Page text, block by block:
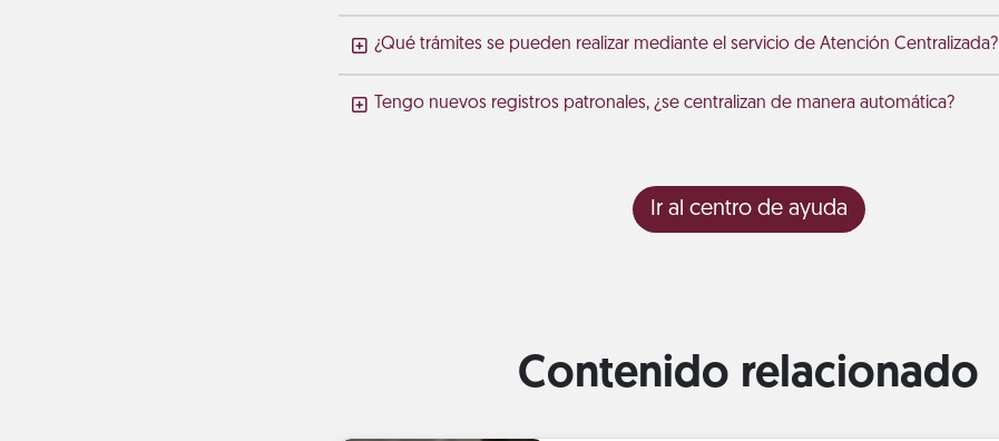
¿Qué trámites se pueden realizar mediante el servicio de Atención Centralizada?
Tengo nuevos registros patronales, ¿se centralizan de manera automática?
Ir al centro de ayuda
Contenido relacionado